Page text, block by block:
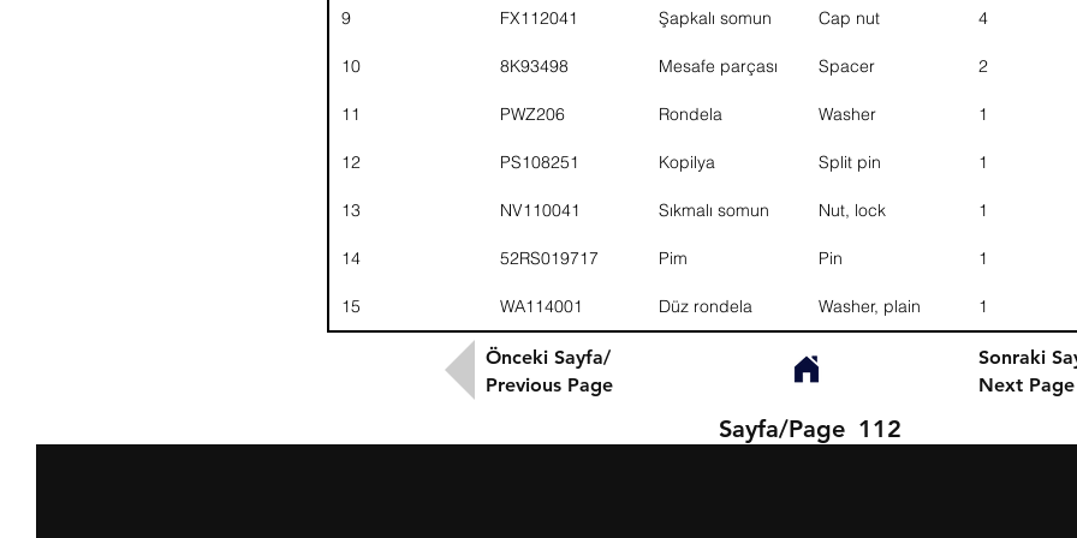
9 FX112041 Şapkalı somun Cap nut 4
10 8K93498 Mesafe parçası Spacer 2
11 PWZ206 Rondela Washer 1
12 PS108251 Kopilya Split pin 1
13 NV110041 Sıkmalı somun Nut, lock 1
14 52RS019717 Pim Pin 1
15 WA114001 Düz rondela Washer, plain 1
Önceki Sayfa/
Previous Page
Sonraki
Next Page
Sayfa/Page 112